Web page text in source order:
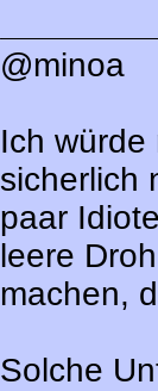
@minoa
Ich
sicherlich
paar
leere
machen,
Solche